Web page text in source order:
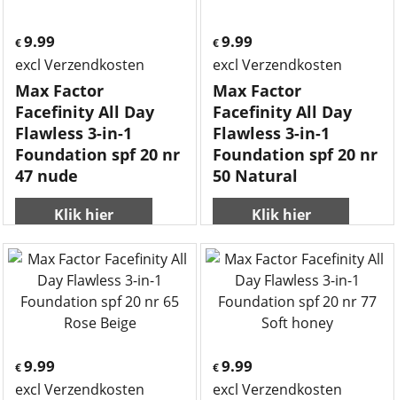
€ 9.99
excl Verzendkosten
Max Factor
Facefinity All Day
Flawless 3-in-1
Foundation spf 20 nr
47 nude
Klik hier
€9.99
excl Verzendkosten
Max Factor
Facefinity All Day
Flawless 3-in-1
Foundation spf 20 nr
50 Natural
Klik hier
€ 9.99
excl Verzendkosten
€9.99
excl Verzendkosten